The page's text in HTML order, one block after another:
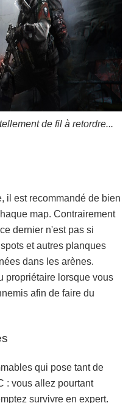
de fil à retordre...
il est recommandé de bien
map. Contrairement
dernier n'est pas si
et autres planques
dans les arènes.
propriétaire lorsque vous
afin de faire du
qui pose tant de
: vous allez pourtant
survivre en expert.